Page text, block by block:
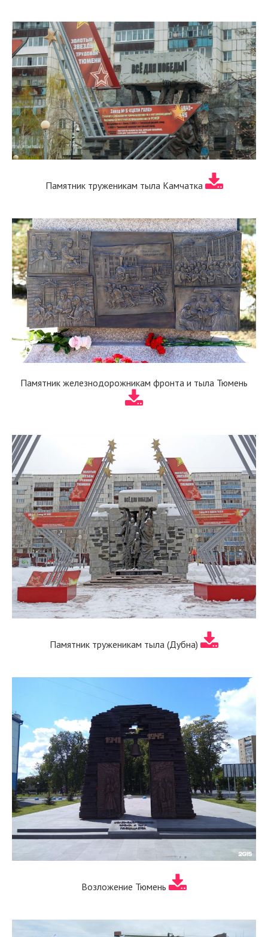
Памятник труженикам тыла Камчатка
Памятник железнодорожникам фронта и тыла Тюмень
Памятник труженикам тыла (Дубна)
Возложение Тюмень